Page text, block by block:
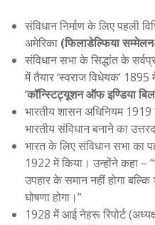
संविधान निर्माण के लिए पहली
अमेरिका (फिलाडेल्फिया
संविधान सभा के सिद्धांत के
में तैयार ‘स्वराज विधेयक’
‘कॉन्स्टिट्यूशन ऑफ इण्डिया
भारतीय शासन अधिनियम 1919
भारतीय संविधान बनाने का
भारत के लिए संविधान सभा का
1922 में किया। उन्होंने कहा –
उपहार के समान नहीं होगा
घोषणा होगा।”
1928 में आई नेहरू रिपोर्ट